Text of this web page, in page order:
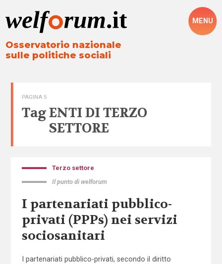
Osservatorio nazionale
sulle politiche sociali
MENU
PAGINA 5
TagENTI DI TERZO
SETTORE
Terzo settore
Il punto di welforum
I partenariati pubblico-
privati (PPPs) nei servizi
sociosanitari
I partenariati pubblico-privati, secondo il diritto